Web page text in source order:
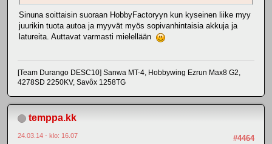
Sinuna soittaisin suoraan HobbyFactoryyn kun kyseinen liike myy
juurikin tuota autoa ja myyvät myös sopivanhintaisia akkuja ja
latureita. Auttavat varmasti mielellään
[Team Durango DESC10] Sanwa MT-4, Hobbywing Ezrun Max8 G2,
4278SD 2250KV, Savôx 1258TG
temppa.kk
#4464
24.03.14 - klo: 16.07